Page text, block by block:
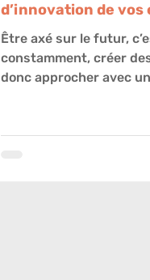
d’innovation de vos
Être axé sur le futur,
constamment, créer
donc approcher avec